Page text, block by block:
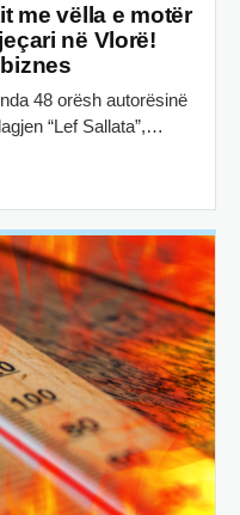
me vëlla e motër
në Vlorë!
48 orësh autorësinë
“Lef Sallata”,…